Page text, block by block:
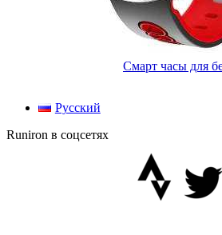
Смарт часы для
Русский
Runiron в соцсетях